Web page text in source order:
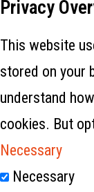
Privacy
This website
stored on your
understand
cookies. But
Necessary
Necessary